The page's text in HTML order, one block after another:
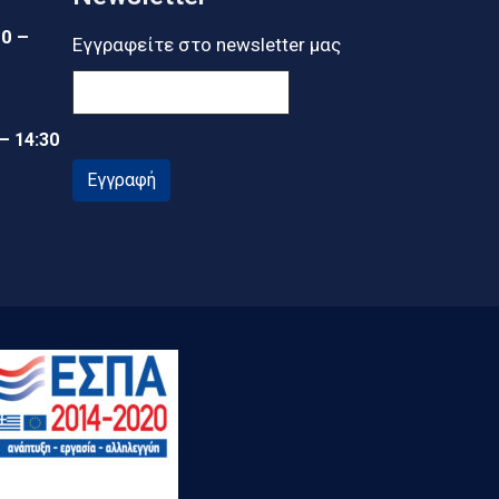
–
14:30
Εγγραφείτε στο newsletter μας
Εγγραφή